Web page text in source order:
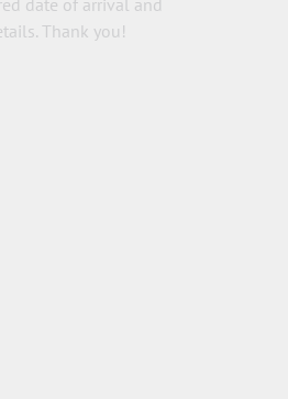
Thank you!